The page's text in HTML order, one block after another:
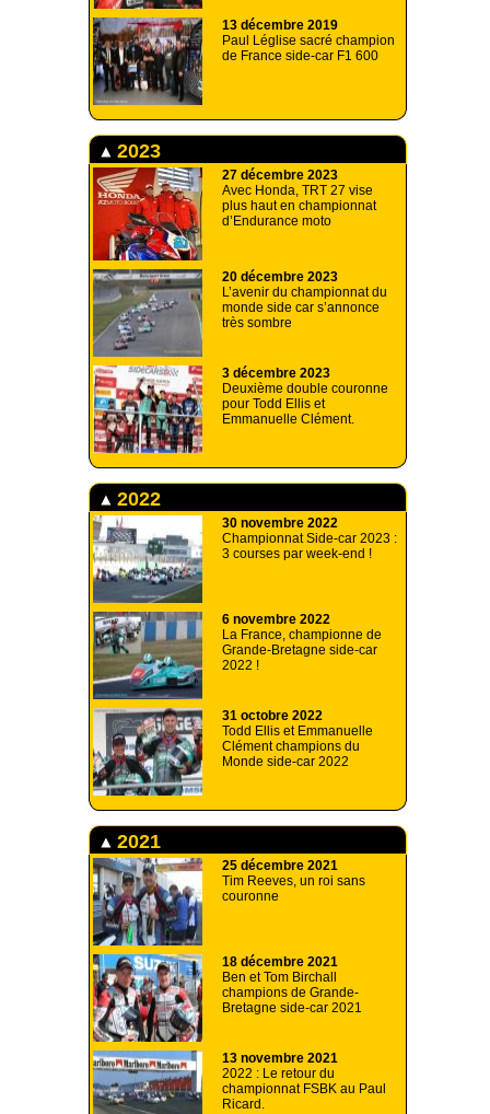
13 décembre 2019
Paul Léglise sacré champion
de France side-car F1 600
2023
27 décembre 2023
Avec Honda, TRT 27 vise
plus haut en championnat
d’Endurance moto
20 décembre 2023
L’avenir du championnat du
monde side car s’annonce
très sombre
3 décembre 2023
Deuxième double couronne
pour Todd Ellis et
Emmanuelle Clément.
2022
30 novembre 2022
Championnat Side-car 2023 :
3 courses par week-end !
6 novembre 2022
La France, championne de
Grande-Bretagne side-car
2022 !
31 octobre 2022
Todd Ellis et Emmanuelle
Clément champions du
Monde side-car 2022
2021
25 décembre 2021
Tim Reeves, un roi sans
couronne
18 décembre 2021
Ben et Tom Birchall
champions de Grande-
Bretagne side-car 2021
13 novembre 2021
2022 : Le retour du
championnat FSBK au Paul
Ricard.